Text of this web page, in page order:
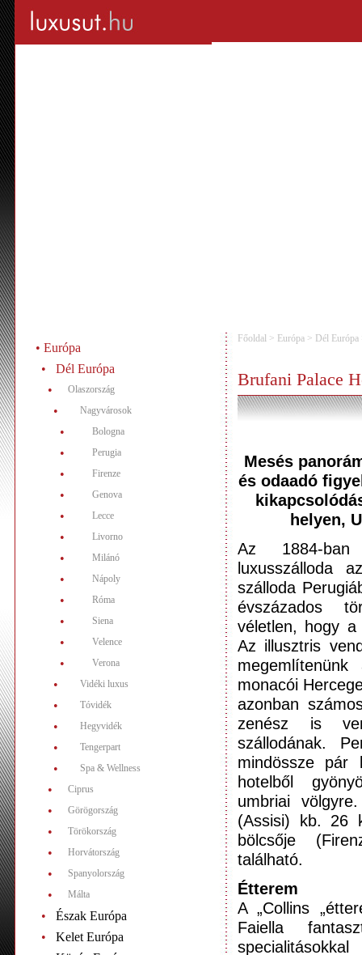
• Európa
•
Dél Európa
•
Olaszország
• Nagyvárosok
• Bologna
• Perugia
• Firenze
• Genova
• Lecce
• Livorno
• Milánó
• Nápoly
• Róma
• Siena
• Velence
• Verona
• Vidéki luxus
• Tóvidék
• Hegyvidék
• Tengerpart
• Spa & Wellness
• Ciprus
• Görögország
• Törökország
• Horvátország
• Spanyolország
• Málta
•
Észak Európa
•
Kelet Európa
Főoldal > Európa > Dél Európa
Brufani Palace
Mesés
és odaadó
helyen,
Az 1884-
luxusszálloda
szálloda
évszázados
véletlen, hogy
Az illusztris
monacói
azonban
zenész is
szállodának.
mindössze pár
hotelből
umbriai
(Assisi) kb. 26
bölcsője
található.
Étterem
A „Collins
Faiella